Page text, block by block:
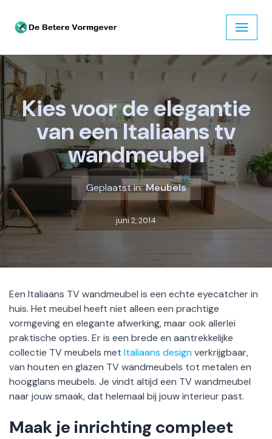
Ga
de
inhoud
Kies voor de elegantie
van een Italiaans tv
wandmeubel
Geplaatst in: Meubels
juni 2, 2014
Een Italiaans TV wandmeubel is een echte eyecatcher in
huis. Het meubel heeft niet alleen een prachtige
vormgeving en elegante afwerking, maar ook allerlei
praktische opties. Er is een brede en aantrekkelijke
collectie TV meubels met Italiaans designverkrijgbaar,
van houten en glazen TV wandmeubels tot metalen en
hoogglans meubels. Je vindt altijd een TV wandmeubel
naar jouw smaak, dat helemaal bij jouw interieur past.
Maak je inrichting compleet